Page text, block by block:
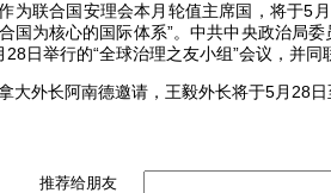
为联合国安理会本月轮值主席国，将于5
国为核心的国际体系”。中共中央政治局
28日举行的“全球治理之友小组”会议，并
大外长阿南德邀请，王毅外长将于5月28
推荐给朋友